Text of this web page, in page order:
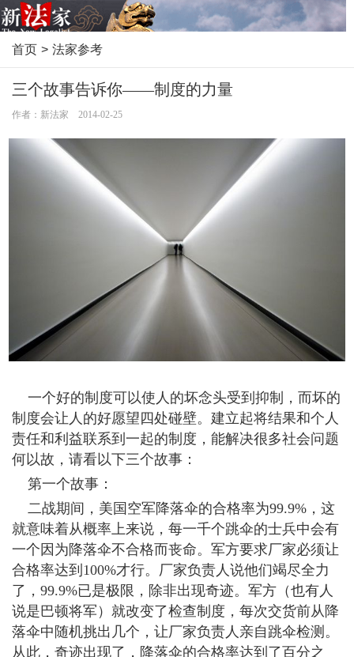
首页 > 法家参考
三个故事告诉你——制度的力量
作者：新法家 2014-02-25
一个好的制度可以使人的坏念头受到抑制，而坏的
制度会让人的好愿望四处碰壁。建立起将结果和个人
责任和利益联系到一起的制度，能解决很多社会问题
何以故，请看以下三个故事：
第一个故事：
二战期间，美国空军降落伞的合格率为99.9%，这
就意味着从概率上来说，每一千个跳伞的士兵中会有
一个因为降落伞不合格而丧命。军方要求厂家必须让
合格率达到100%才行。厂家负责人说他们竭尽全力
了，99.9%已是极限，除非出现奇迹。军方（也有人
说是巴顿将军）就改变了检查制度，每次交货前从降
落伞中随机挑出几个，让厂家负责人亲自跳伞检测。
从此，奇迹出现了，降落伞的合格率达到了百分之